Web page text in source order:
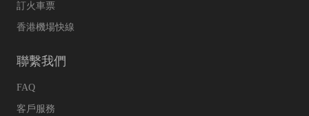
訂火車票
香港機場快線
聯繫我們
FAQ
客戶服務